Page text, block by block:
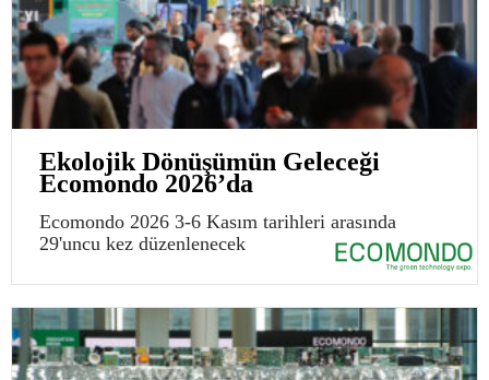
Ekolojik Dönüşümün Geleceği
Ecomondo 2026’da
Ecomondo 2026 3-6 Kasım tarihleri arasında
29'uncu kez düzenlenecek